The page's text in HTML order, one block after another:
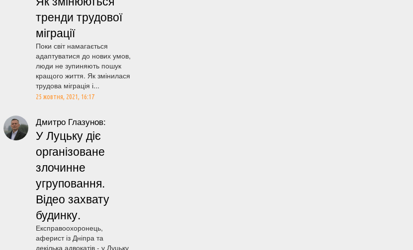
тренди трудової
міграції
Поки світ намагається
адаптуватися до нових умов,
люди не зупиняють пошук
кращого життя. Як змінилася
трудова міграція і...
25 жовтня, 2021, 16:17
Дмитро Глазунов:
У Луцьку діє
організоване
злочинне
угруповання.
Відео захвату
будинку.
Експравоохоронець,
аферист із Дніпра та
декілька адвокатів - у Луцьку